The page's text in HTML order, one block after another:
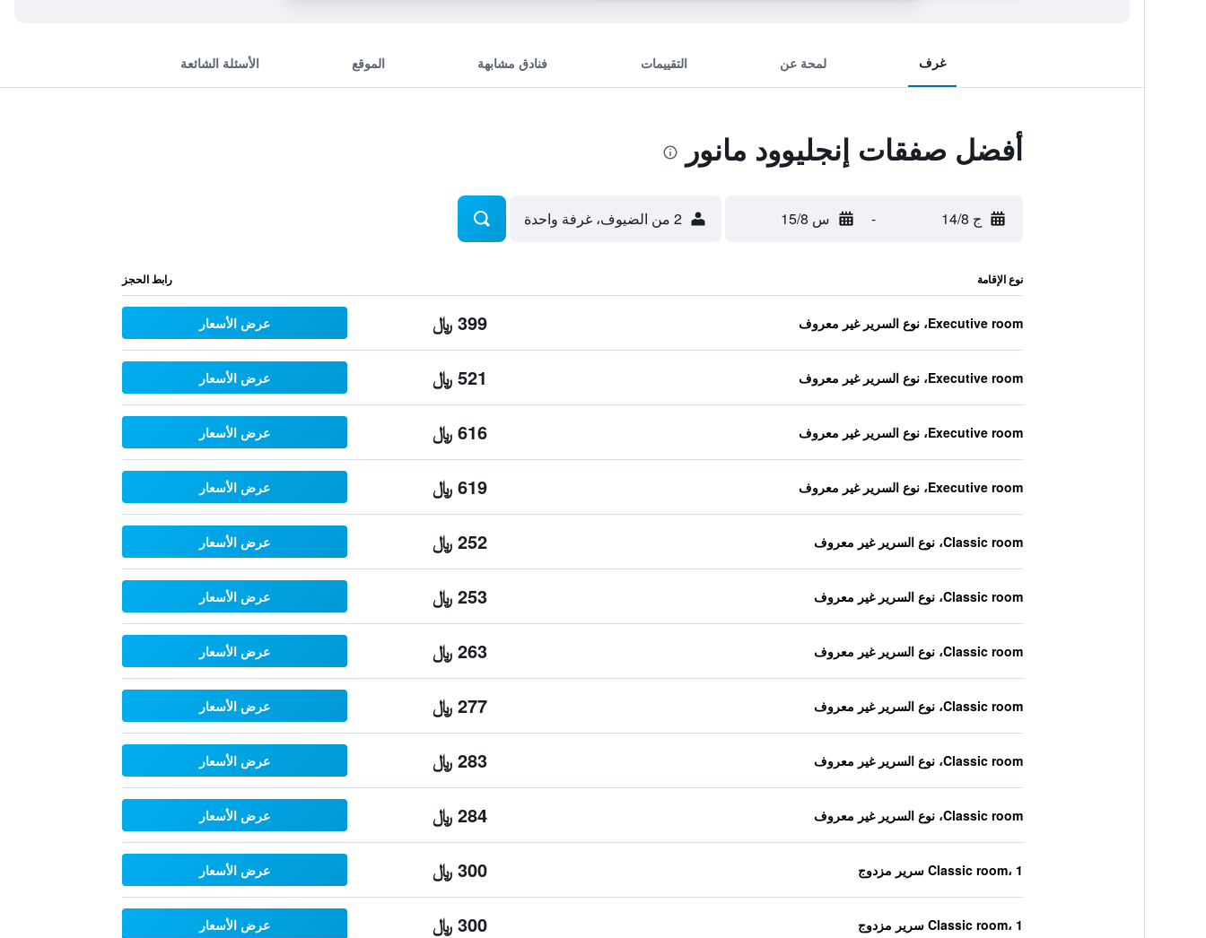
غرف لمحة عن التقييمات فنادق مشابهة الموقع الأسئلة الشائعة
أفضل صفقات إنجليوود مانور
ج 14/8 - س 15/8 2 من الضيوف، غرفة واحدة
نوع الإقامة رابط الحجز
Executive room، نوع السرير غير معروف 399 ﷼ عرض الأسعار
Executive room، نوع السرير غير معروف 521 ﷼ عرض الأسعار
Executive room، نوع السرير غير معروف 616 ﷼ عرض الأسعار
Executive room، نوع السرير غير معروف 619 ﷼ عرض الأسعار
Classic room، نوع السرير غير معروف 252 ﷼ عرض الأسعار
Classic room، نوع السرير غير معروف 253 ﷼ عرض الأسعار
Classic room، نوع السرير غير معروف 263 ﷼ عرض الأسعار
Classic room، نوع السرير غير معروف 277 ﷼ عرض الأسعار
Classic room، نوع السرير غير معروف 283 ﷼ عرض الأسعار
Classic room، نوع السرير غير معروف 284 ﷼ عرض الأسعار
Classic room، 1 سرير مزدوج 300 ﷼ عرض الأسعار
Classic room، 1 سرير مزدوج 300 ﷼ عرض الأسعار